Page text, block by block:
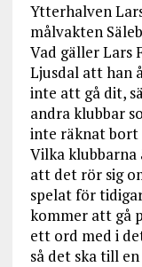
Ytterhalven
målvakten
Vad gäller Lars
Ljusdal att han
inte att gå dit,
andra klubbar
inte räknat bort
Vilka klubbarna
att det rör sig
spelat för
kommer att gå
ett ord med i
så det ska till